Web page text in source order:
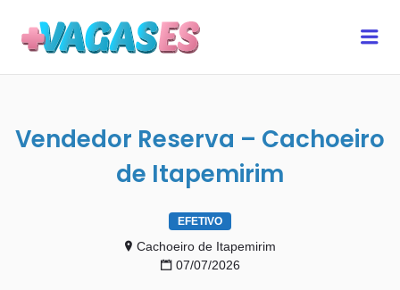
Vendedor Reserva – Cachoeiro
de Itapemirim
EFETIVO
Cachoeiro de Itapemirim
07/07/2026